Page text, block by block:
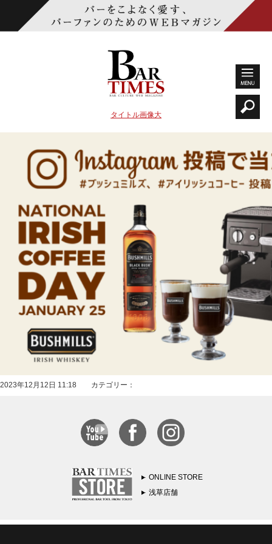
タイトル画像大
2023年12月12日 11:18 カテゴリー：
ONLINE STORE
浅草店舗